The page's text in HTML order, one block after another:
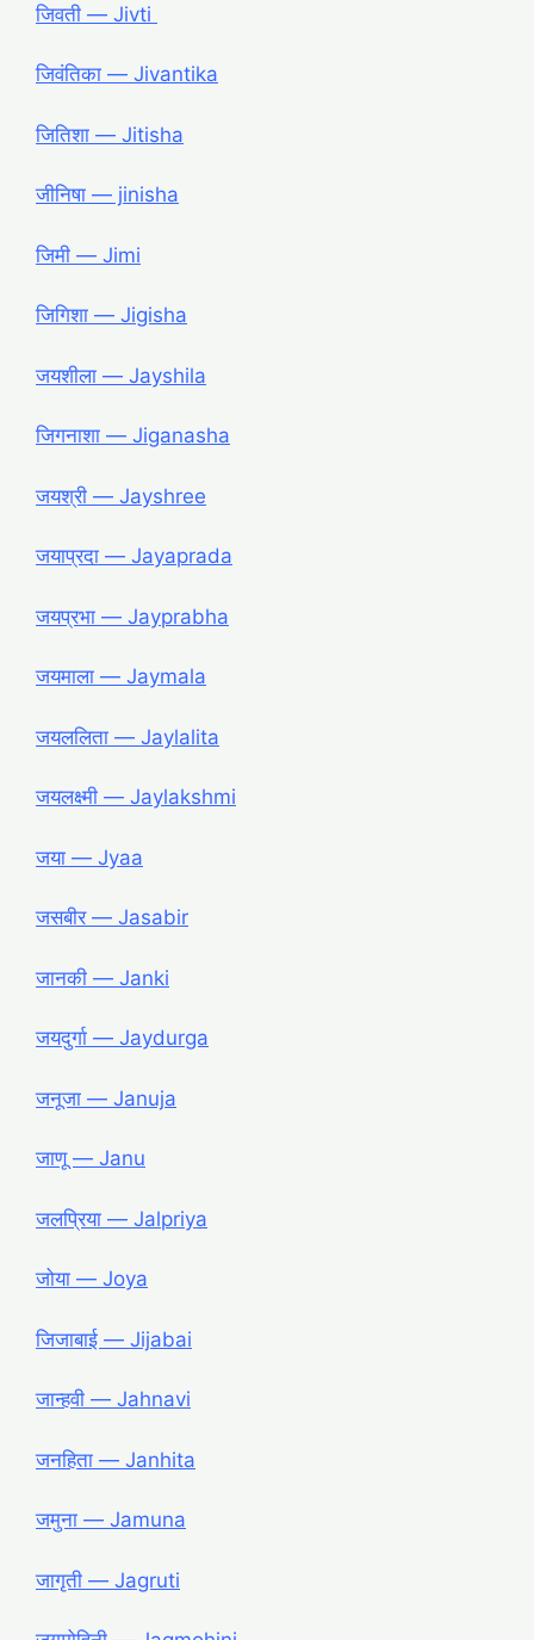
जिवती ― Jivti
जिवंतिका ― Jivantika
जितिशा ― Jitisha
जीनिषा ― jinisha
जिमी ― Jimi
जिगिशा ― Jigisha
जयशीला ― Jayshila
जिगनाशा ― Jiganasha
जयश्री ― Jayshree
जयाप्रदा ― Jayaprada
जयप्रभा ― Jayprabha
जयमाला ― Jaymala
जयललिता ― Jaylalita
जयलक्ष्मी ― Jaylakshmi
जया ― Jyaa
जसबीर ― Jasabir
जानकी ― Janki
जयदुर्गा ― Jaydurga
जनूजा ― Januja
जाणू ― Janu
जलप्रिया ― Jalpriya
जोया ― Joya
जिजाबाई ― Jijabai
जान्हवी ― Jahnavi
जनहिता ― Janhita
जमुना ― Jamuna
जागृती ― Jagruti